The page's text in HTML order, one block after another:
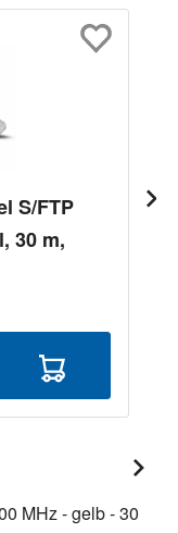
S/FTP
30 m,
MHz - gelb - 30